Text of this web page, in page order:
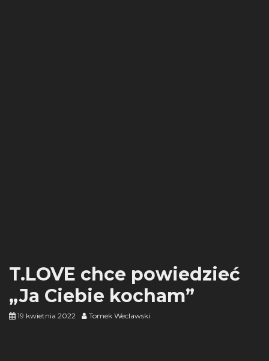
T.LOVE chce powiedzieć
„Ja Ciebie kocham”
19 kwietnia 2022 Tomek Weclawski